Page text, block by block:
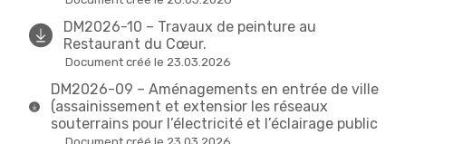
DM2026-10 – Travaux de peinture au
Restaurant du Cœur.
Document créé le 23.03.2026
DM2026-09 – Aménagements en entrée de ville
(assainissement et extensior les réseaux
souterrains pour l’électricité et l’éclairage public